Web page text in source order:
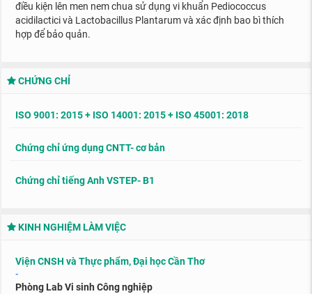
điều kiện lên men nem chua sử dụng vi khuẩn Pediococcus
acidilactici và Lactobacillus Plantarum và xác định bao bì thích
hợp để bảo quản.
CHỨNG CHỈ
ISO 9001: 2015 + ISO 14001: 2015 + ISO 45001: 2018
Chứng chỉ ứng dụng CNTT- cơ bản
Chứng chỉ tiếng Anh VSTEP- B1
KINH NGHIỆM LÀM VIỆC
Viện CNSH và Thực phẩm, Đại học Cần Thơ
-
Phòng Lab Vi sinh Công nghiệp